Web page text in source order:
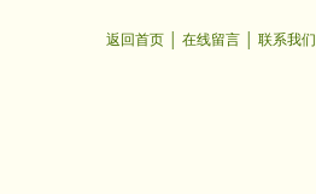
返回首页│ 在线留言│ 联系我们